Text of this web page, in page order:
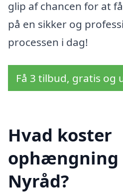
glip af chancen for at
på en sikker og
processen i dag!
Få 3 tilbud, gratis og
Hvad koster
ophængning
Nyråd?